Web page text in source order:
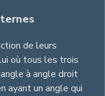
de leurs
où tous les trois
à angle droit
ayant un angle qui